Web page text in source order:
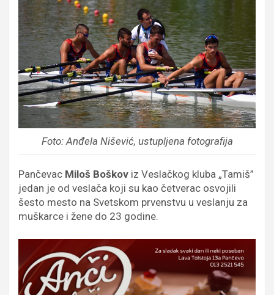
Foto: Anđela Nišević, ustupljena fotografija
Pančevac Miloš Boškov iz Veslačkog kluba „Tamiš”
jedan je od veslača koji su kao četverac osvojili
šesto mesto na Svetskom prvenstvu u veslanju za
muškarce i žene do 23 godine.